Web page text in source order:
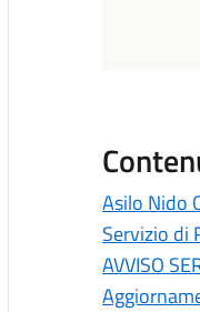
Asilo Nido
Servizio di
AVVISO